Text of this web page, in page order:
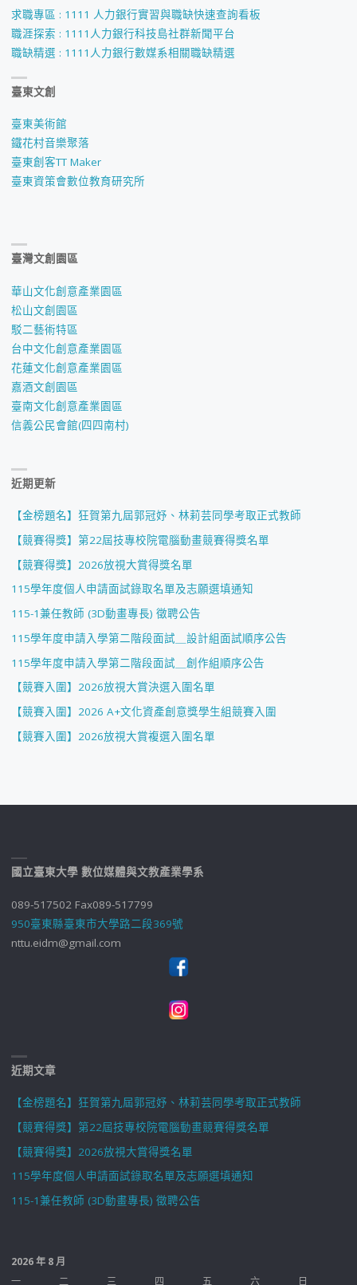
求職專區 : 1111 人力銀行實習與職缺快速查詢看板
職涯探索 : 1111人力銀行科技島社群新聞平台
職缺精選 : 1111人力銀行數媒系相關職缺精選
臺東文創
臺東美術館
鐵花村音樂聚落
臺東創客TT Maker
臺東資策會數位教育研究所
臺灣文創園區
華山文化創意產業園區
松山文創園區
駁二藝術特區
台中文化創意產業園區
花蓮文化創意產業園區
嘉酒文創園區
臺南文化創意產業園區
信義公民會館(四四南村)
近期更新
【金榜題名】狂賀第九屆郭冠妤、林莉芸同學考取正式教師
【競賽得獎】第22屆技專校院電腦動畫競賽得獎名單
【競賽得獎】2026放視大賞得獎名單
115學年度個人申請面試錄取名單及志願選填通知
115-1兼任教師 (3D動畫專長) 徵聘公告
115學年度申請入學第二階段面試＿設計組面試順序公告
115學年度申請入學第二階段面試＿創作組順序公告
【競賽入圍】2026放視大賞決選入圍名單
【競賽入圍】2026 A+文化資產創意獎學生組競賽入圍
【競賽入圍】2026放視大賞複選入圍名單
國立臺東大學 數位媒體與文教產業學系
089-517502 Fax089-517799
950臺東縣臺東市大學路二段369號
nttu.eidm@gmail.com
近期文章
【金榜題名】狂賀第九屆郭冠妤、林莉芸同學考取正式教師
【競賽得獎】第22屆技專校院電腦動畫競賽得獎名單
【競賽得獎】2026放視大賞得獎名單
115學年度個人申請面試錄取名單及志願選填通知
115-1兼任教師 (3D動畫專長) 徵聘公告
2026 年 8 月
一
二 三 四 五 六 日